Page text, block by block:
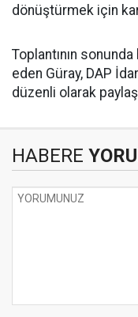
dönüştürmek için
Toplantının
eden Güray, DAP
düzenli olarak
HABERE